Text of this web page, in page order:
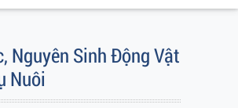
Nguyên Sinh Động Vật
Nuôi